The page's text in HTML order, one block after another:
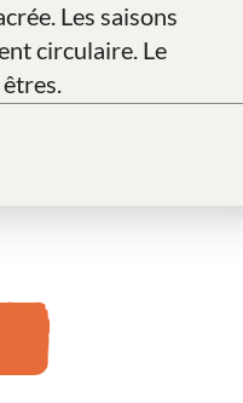
Les saisons
circulaire. Le